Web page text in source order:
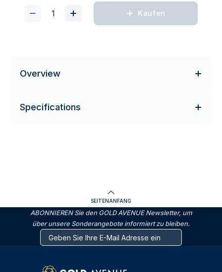
Kaufen
Overview
Specifications
SEITENANFANG
ABONNIEREN Sie den GOLD AVENUE Newsletter, um
über unsere Sonderangebote informiert zu bleiben.